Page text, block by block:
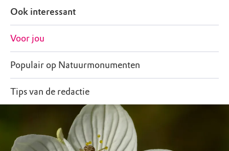
Ook interessant
Voor jou
Populair op Natuurmonumenten
Tips van de redactie